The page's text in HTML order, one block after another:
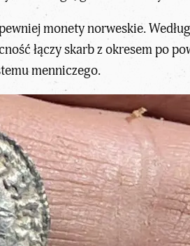
monety norweskie.
łączy skarb z okresem po
menniczego.